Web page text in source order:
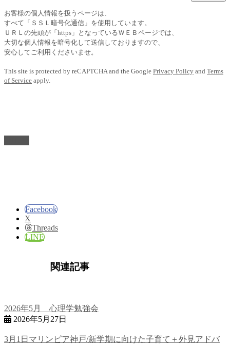
お客様の個人情報を扱うページは、
すべて「ＳＳＬ暗号化通信」を使用しています。
ＵＲＬの先頭が「https」となっているＷＥＢページでは、
大切な個人情報を暗号化して送信しておりますので、
安心してご利用くださいませ。
This site is protected by reCAPTCHA and the Google Privacy Policy and Terms
of Service apply.
Facebook
X
Threads
LINE
関連記事
2026年5月 心理学勉強会
2026年5月27日
3月1日マリンピア神戸/新学期に向けた子育て＋外見アドバ